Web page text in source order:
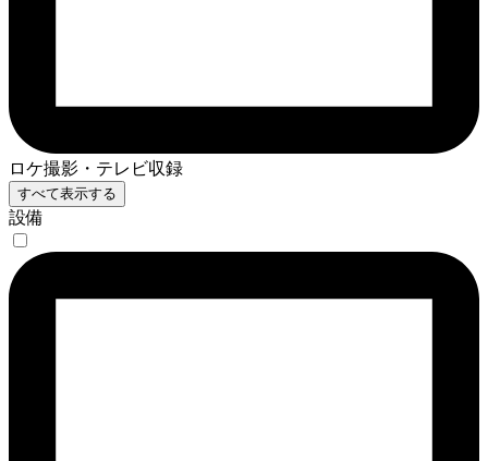
ロケ撮影・テレビ収録
すべて表示する
設備